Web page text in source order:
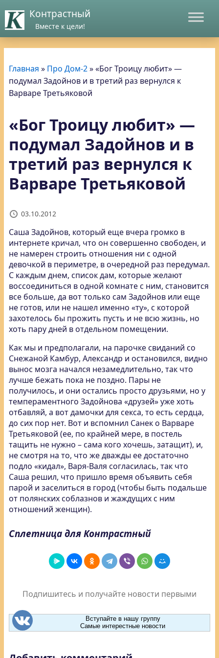
Контрастный
Вместе к цели!
Главная » Про Дом-2»«Бог Троицу любит» —
подумал Задойнов и в третий раз вернулся к
Варваре Третьяковой
«Бог Троицу любит» —
подумал Задойнов и в
третий раз вернулся к
Варваре Третьяковой
03.10.2012
Саша Задойнов, который еще вчера громко в
интернете кричал, что он совершенно свободен, и
не намерен строить отношения ни с одной
девочкой в периметре, в очередной раз передумал.
С каждым днем, список дам, которые желают
воссоединиться в одной комнате с ним, становится
все больше, да вот только сам Задойнов или еще
не готов, или не нашел именно «ту», с которой
захотелось бы прожить пусть и не всю жизнь, но
хоть пару дней в отдельном помещении.
Как мы и предполагали, на парочке свиданий со
Снежаной Камбур, Александр и остановился, видно
вынос мозга начался незамедлительно, так что
лучше бежать пока не поздно. Пары не
получилось, и они остались просто друзьями, но у
темпераментного Задойнова «друзей» уже хоть
отбавляй, а вот дамочки для секса, то есть сердца,
до сих пор нет. Вот и вспомнил Санек о Варваре
Третьяковой (ее, по крайней мере, в постель
тащить не нужно – сама кого хочешь, затащит), и,
не смотря на то, что же дважды ее достаточно
подло «кидал», Варя-Валя согласилась, так что
Саша решил, что пришло время объявить себя
парой и заселиться в город (чтобы быть подальше
от полянских соблазнов и жаждущих с ним
отношений женщин).
Сплетница для Контрастный
Подпишитесь и получайте новости первыми
Вступайте в нашу группу
Самые интерестные новости